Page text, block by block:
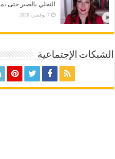
التحلي بالصبر حتى
7 نوفمبر، 2020
الشبكات الإجتماعية